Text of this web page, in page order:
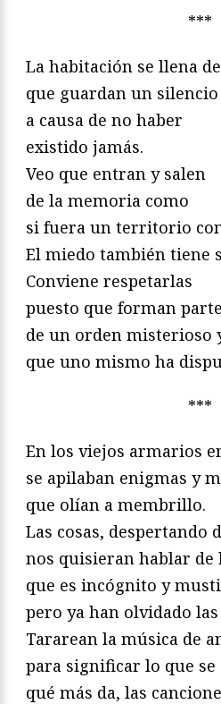
***
La habitación se llena
que guardan un silencio
a causa de no haber
existido jamás.
Veo que entran y salen
de la memoria como
si fuera un territorio
El miedo también tiene
Conviene respetarlas
puesto que forman parte
de un orden misterioso
que uno mismo ha
***
En los viejos armarios
se apilaban enigmas y
que olían a membrillo.
Las cosas, despertando
nos quisieran hablar de
que es incógnito y
pero ya han olvidado
Tararean la música de
para significar lo que se
qué más da, las